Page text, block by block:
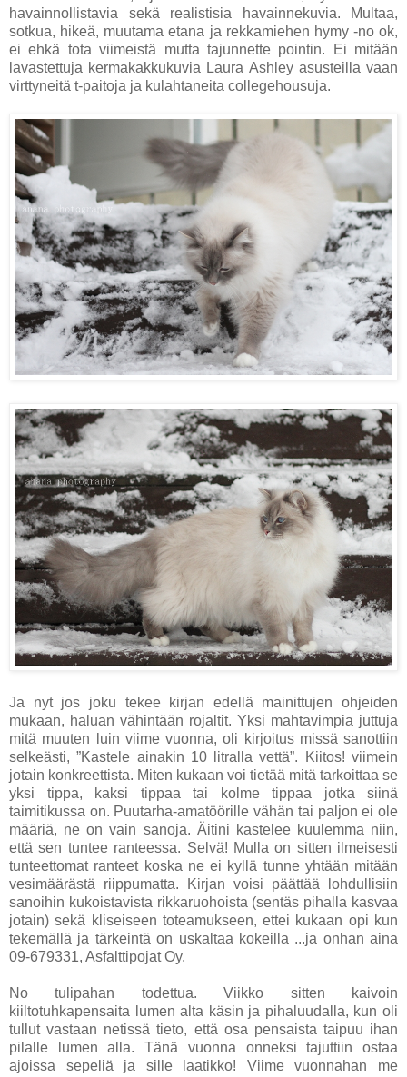
havainnollistavia sekä realistisia havainnekuvia. Multaa,
sotkua, hikeä, muutama etana ja rekkamiehen hymy -no ok,
ei ehkä tota viimeistä mutta tajunnette pointin. Ei mitään
lavastettuja kermakakkukuvia Laura Ashley asusteilla vaan
virttyneitä t-paitoja ja kulahtaneita collegehousuja.
Ja nyt jos joku tekee kirjan edellä mainittujen ohjeiden
mukaan, haluan vähintään rojaltit. Yksi mahtavimpia juttuja
mitä muuten luin viime vuonna, oli kirjoitus missä sanottiin
selkeästi, ”Kastele ainakin 10 litralla vettä”. Kiitos! viimein
jotain konkreettista. Miten kukaan voi tietää mitä tarkoittaa se
yksi tippa, kaksi tippaa tai kolme tippaa jotka siinä
taimitikussa on. Puutarha-amatöörille vähän tai paljon ei ole
määriä, ne on vain sanoja. Äitini kastelee kuulemma niin,
että sen tuntee ranteessa. Selvä! Mulla on sitten ilmeisesti
tunteettomat ranteet koska ne ei kyllä tunne yhtään mitään
vesimäärästä riippumatta. Kirjan voisi päättää lohdullisiin
sanoihin kukoistavista rikkaruohoista (sentäs pihalla kasvaa
jotain) sekä kliseiseen toteamukseen, ettei kukaan opi kun
tekemällä ja tärkeintä on uskaltaa kokeilla ...ja onhan aina
09-679331, Asfalttipojat Oy.
No tulipahan todettua. Viikko sitten kaivoin
kiiltotuhkapensaita lumen alta käsin ja pihaluudalla, kun oli
tullut vastaan netissä tieto, että osa pensaista taipuu ihan
pilalle lumen alla. Tänä vuonna onneksi tajuttiin ostaa
ajoissa sepeliä ja sille laatikko! Viime vuonnahan me